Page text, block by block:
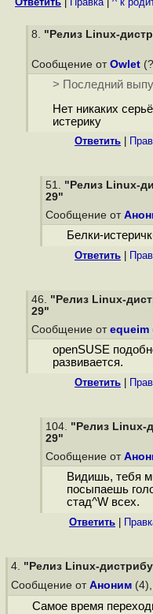
8. "Релиз Linux-
Сообщение от Owlet
> Последний
Нет никаких
истерику
Ответить
51. "Релиз Linux-
29"
Сообщение от
Белки-
Ответить
46. "Релиз Linux-
29"
Сообщение от equeim
openSUSE
развивается.
Ответить
104. "Релиз Linux-
29"
Сообщение от
Видишь, тебя
посыпаешь
стад^W всех.
Ответить
4. "Релиз Linux-
Сообщение от Аноним
Самое время